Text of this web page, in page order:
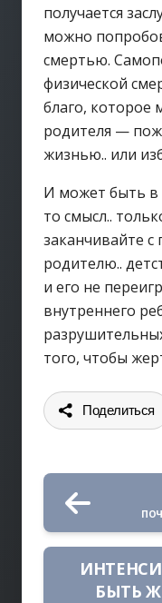
получается
можно
смертью.
физической
благо, которое
родителя —
жизнью.. или
И может быть в
то смысл..
заканчивайте
родителю..
и его не
внутреннего
того, чтобы
Поделиться
БЫТЬ